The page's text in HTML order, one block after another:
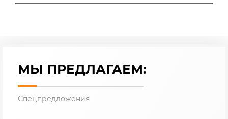
МЫ ПРЕДЛАГАЕМ:
Спецпредложения